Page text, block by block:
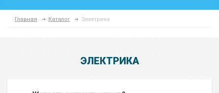
Главная Каталог Электрика
ЭЛЕКТРИКА